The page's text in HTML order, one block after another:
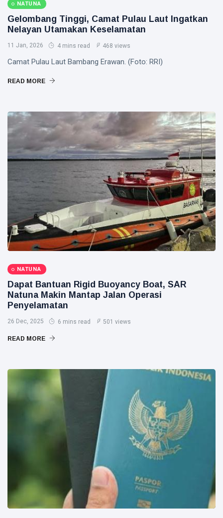
NATUNA
Gelombang Tinggi, Camat Pulau Laut Ingatkan
Nelayan Utamakan Keselamatan
11 Jan, 2026 4 mins read 468 views
Camat Pulau Laut Bambang Erawan. (Foto: RRI)
READ MORE
NATUNA
Dapat Bantuan Rigid Buoyancy Boat, SAR
Natuna Makin Mantap Jalan Operasi
Penyelamatan
26 Dec, 2025 6 mins read 501 views
READ MORE